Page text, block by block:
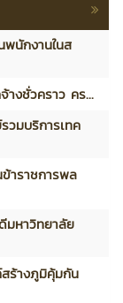
พนักงานในส
างชั่วคราว คร...
วมบริการเทค
ข้าราชการพล
มหาวิทยาลัย
ร้างภูมิคุ้มกัน